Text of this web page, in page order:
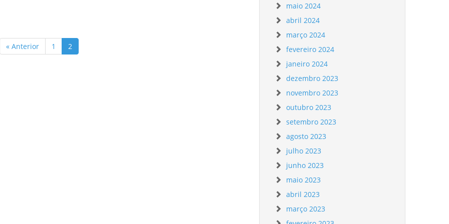
« Anterior 1 2
maio 2024
abril 2024
março 2024
fevereiro 2024
janeiro 2024
dezembro 2023
novembro 2023
outubro 2023
setembro 2023
agosto 2023
julho 2023
junho 2023
maio 2023
abril 2023
março 2023